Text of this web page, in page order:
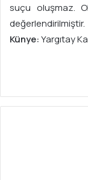
suçu oluşmaz.
değerlendirilmiştir.
Künye:Yargıtay